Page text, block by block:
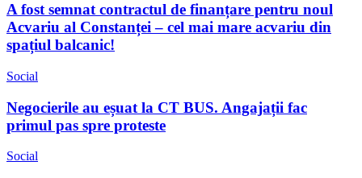
A fost semnat contractul de finanțare pentru noul
Acvariu al Constanței – cel mai mare acvariu din
spațiul balcanic!
Social
Negocierile au eșuat la CT BUS. Angajații fac
primul pas spre proteste
Social